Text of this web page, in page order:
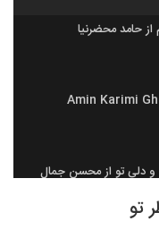
حامد محضرنیا
Amin Karimi
دلی تو از محسن جمال
تو